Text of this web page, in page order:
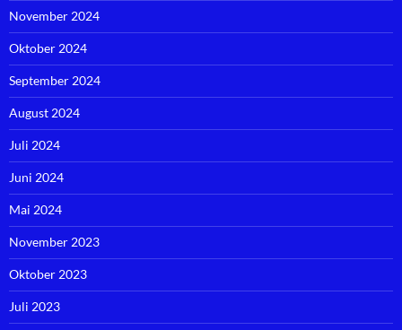
November 2024
Oktober 2024
September 2024
August 2024
Juli 2024
Juni 2024
Mai 2024
November 2023
Oktober 2023
Juli 2023